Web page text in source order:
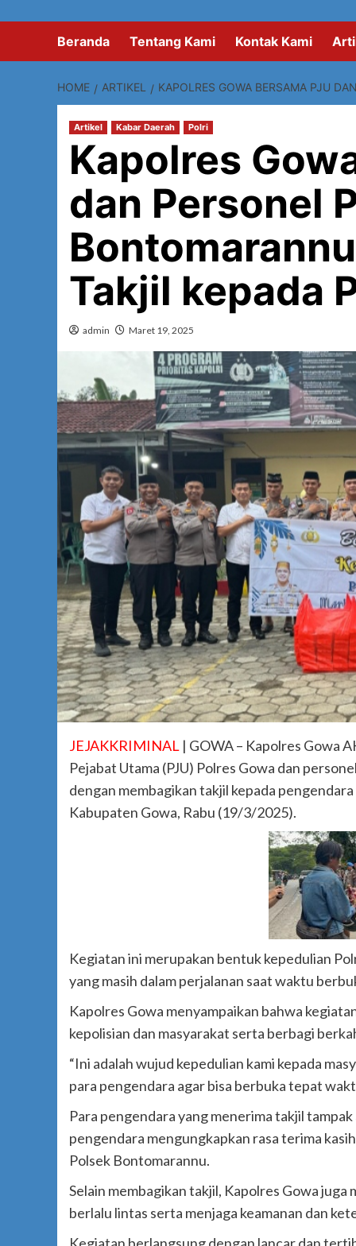
Beranda Tentang Kami Kontak Kami
HOME ARTIKEL KAPOLRES GOWA BERSAMA PJU
Artikel Kabar Daerah Polri
Kapolres
dan Personel
Takjil kepada
admin Maret 19, 2025
JEJAKKRIMINAL | GOWA – Kapolres Gowa
Pejabat Utama (PJU) Polres Gowa dan
dengan membagikan takjil kepada
Kabupaten Gowa, Rabu (19/3/2025).
Kegiatan ini merupakan bentuk kepedulian
yang masih dalam perjalanan saat waktu
Kapolres Gowa menyampaikan bahwa
kepolisian dan masyarakat serta berbagi
“Ini adalah wujud kepedulian kami kepada
para pengendara agar bisa berbuka tepat
Para pengendara yang menerima takjil
pengendara mengungkapkan rasa terima
Polsek Bontomarannu.
Selain membagikan takjil, Kapolres Gowa
berlalu lintas serta menjaga keamanan dan